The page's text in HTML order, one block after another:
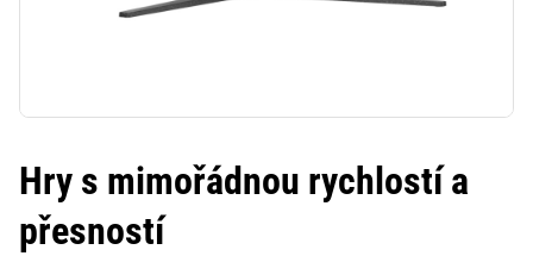
Hry s mimořádnou rychlostí a
přesností